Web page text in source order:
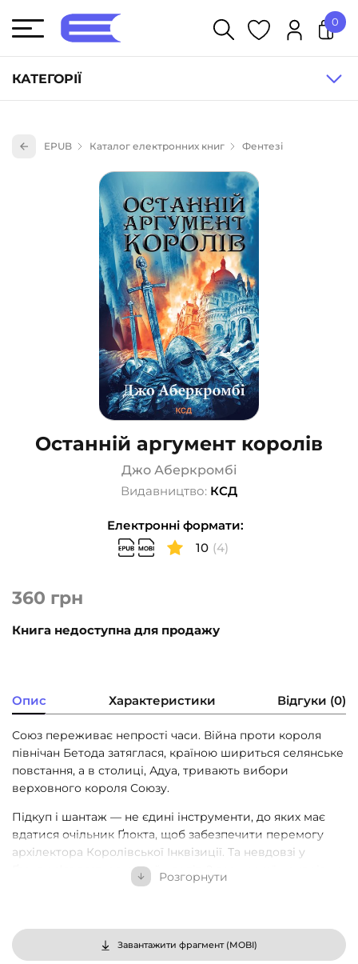
КАТЕГОРІЇ
Книги для дітей (835)
Книги для підлітків (240)
Науково-популярна література (1015)
Навчальна література та посібники (527)
Енциклопедії, довідники, словники (55)
Подарункові сертифікати (1)
0
EPUB Каталог електронних книг Фентезі
Останній аргумент королів
Джо Аберкромбі
Видавництво: КСД
Електронні формати:
10 (4)
360 грн
Книга недоступна для продажу
Опис Характеристики Відгуки (0)
Союз переживає непрості часи. Війна проти короля
північан Бетода затяглася, країною шириться селянське
повстання, а в столиці, Адуа, тривають вибори
верховного короля Союзу.
Підкуп і шантаж — не єдині інструменти, до яких має
вдатися очільник Ґлокта, щоб забезпечити перемогу
архілектора Королівської Інквізиції. Та невдовзі у
Ґлокти з’являється новий клопіт. З таємничої мандрівки
на край світу повернувся Перший з-поміж магів Баяз, і
А тим часом нова загроза насуває на Міддерланд із
Півдня. Легіони гурків йдуть, щоб поневолити Союз і
Розгорнути
Завантажити фрагмент (MOBI)